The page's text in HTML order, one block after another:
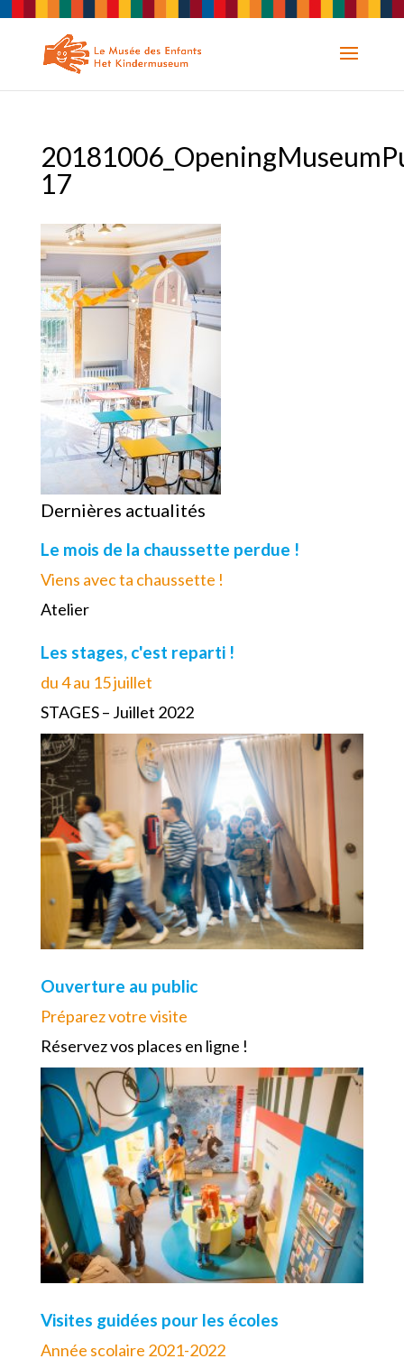
17
Dernières actualités
Le mois de la chaussette perdue !
Viens avec ta chaussette !
Atelier
Les stages, c'est reparti !
du 4 au 15 juillet
STAGES – Juillet 2022
Ouverture au public
Préparez votre visite
Réservez vos places en ligne !
Visites guidées pour les écoles
Année scolaire 2021-2022